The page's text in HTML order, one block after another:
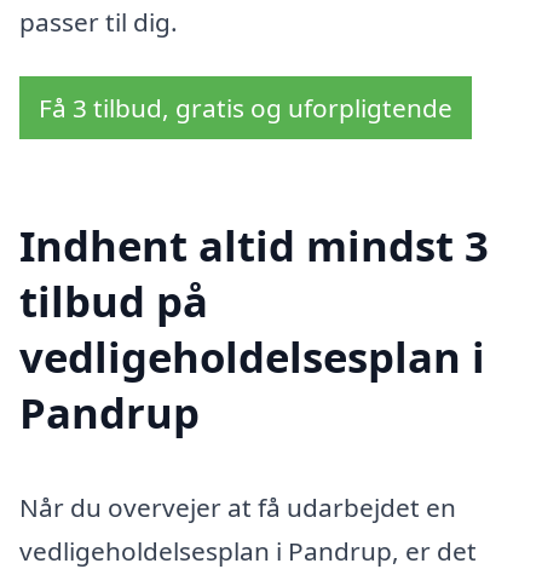
passer til dig.
Få 3 tilbud, gratis og uforpligtende
Indhent altid mindst 3
tilbud på
vedligeholdelsesplan i
Pandrup
Når du overvejer at få udarbejdet en
vedligeholdelsesplan i Pandrup, er det